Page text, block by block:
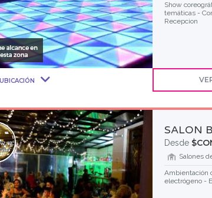
Show
temáticas -
Recepcion
SALON
Desde
Salones
Ambientación
electrógeno -